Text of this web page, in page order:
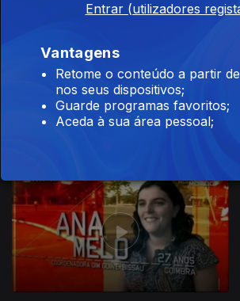
Entrar (utilizadores
Vantagens
Retome o conteúdo a partir
nos seus dispositivos;
Guarde programas favoritos;
Aceda à sua área pessoal;